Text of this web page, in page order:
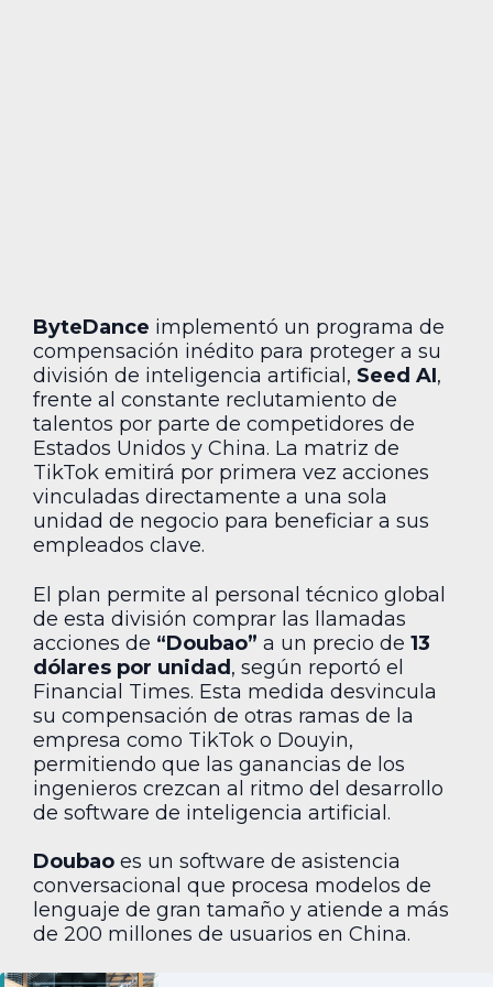
ByteDance implementó un programa de
compensación inédito para proteger a su
división de inteligencia artificial, Seed AI,
frente al constante reclutamiento de
talentos por parte de competidores de
Estados Unidos y China. La matriz de
TikTok emitirá por primera vez acciones
vinculadas directamente a una sola
unidad de negocio para beneficiar a sus
empleados clave.
El plan permite al personal técnico global
de esta división comprar las llamadas
acciones de “Doubao” a un precio de 13
dólares por unidad , según reportó el
Financial Times. Esta medida desvincula
su compensación de otras ramas de la
empresa como TikTok o Douyin,
permitiendo que las ganancias de los
ingenieros crezcan al ritmo del desarrollo
de software de inteligencia artificial.
Doubao es un software de asistencia
conversacional que procesa modelos de
lenguaje de gran tamaño y atiende a más
de 200 millones de usuarios en China.